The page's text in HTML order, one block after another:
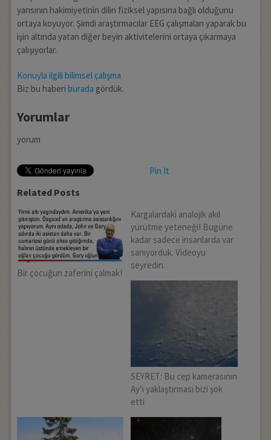
yarısının hakimiyetinin dilin fiziksel yapısına bağlı olduğunu
ortaya koyuyor. Şimdi araştırmacılar EEG çalışmaları yaparak bu
işin altında yatan diğer beyin aktivitelerini ortaya çıkarmaya
çalışıyorlar.
Konuyla ilgili bilimsel çalışma
Biz bu haberi burada gördük.
Yorumlar
yorum
Pin It
Related Posts
Bir çocuğun zaferini çalmak!
Kargalardaki analojik akıl
yürütme yeteneği! Bugüne
kadar sadece insanlarda var
sanıyorduk. Videoyu
seyredin.
SEYRET: Bu cep kamerasının
Ay’ı yaklaştırması bizi şok
etti